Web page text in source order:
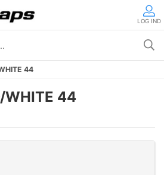
LOG IND
44
WHITE 44